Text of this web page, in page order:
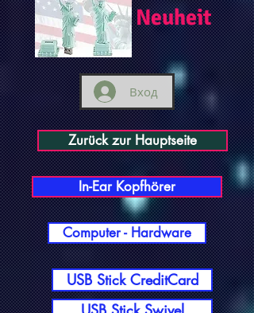
Neuheit
Вход
Zurück zur Hauptseite
In-Ear Kopfhörer
Computer - Hardware
USB Stick CreditCard